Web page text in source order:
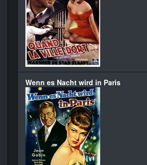
Wenn es Nacht wird in Paris